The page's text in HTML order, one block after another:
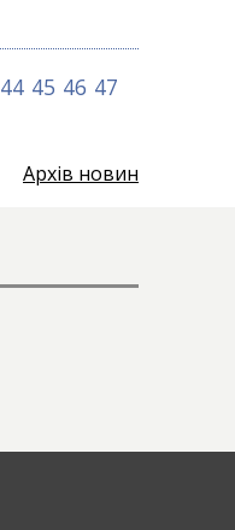
44 45 46 47
Архів новин